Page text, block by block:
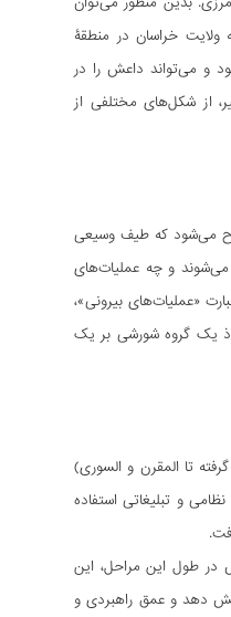
خراسان در منطقۀ
و می‌تواند داعش را در
از شکل‌های مختلفی از
می‌شود که طیف وسیعی
می‌شوند و چه عملیات‌های
«عملیات‌های بیرونی»،
یک گروه شورشی بر یک
تا المقرن و السوری)
و تبلیغاتی استفاده
در طول این مراحل، این
دهد و عمق راهبردی و